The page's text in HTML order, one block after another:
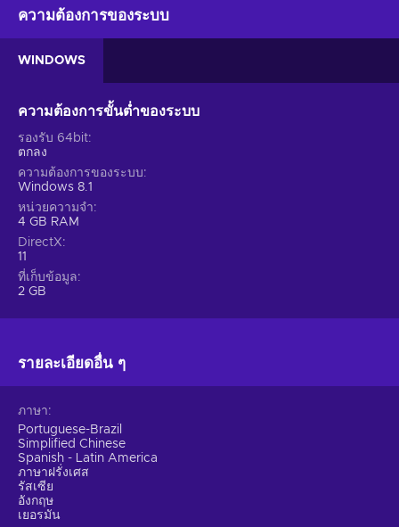
ความต้องการของระบบ
WINDOWS
ความต้องการขั้นต่ำของระบบ
รองรับ 64bit
ตกลง
ความต้องการของระบบ
Windows 8.1
หน่วยความจำ
4 GB RAM
DirectX
11
ที่เก็บข้อมูล
2 GB
รายละเอียดอื่น ๆ
ภาษา
Portuguese-Brazil
Simplified Chinese
Spanish - Latin America
ภาษาฝรั่งเศส
รัสเซีย
อังกฤษ
เยอรมัน